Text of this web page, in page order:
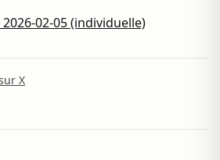
02-05 (individuelle)
X